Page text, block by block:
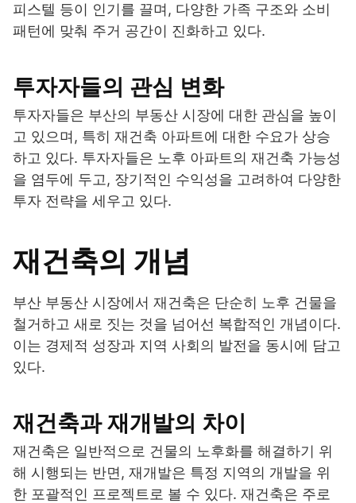
피스텔 등이 인기를 끌며, 다양한 가족 구조와 소비
패턴에 맞춰 주거 공간이 진화하고 있다.
투자자들의 관심 변화
투자자들은 부산의 부동산 시장에 대한 관심을 높이
고 있으며, 특히 재건축 아파트에 대한 수요가 상승
하고 있다. 투자자들은 노후 아파트의 재건축 가능성
을 염두에 두고, 장기적인 수익성을 고려하여 다양한
투자 전략을 세우고 있다.
재건축의 개념
부산 부동산 시장에서 재건축은 단순히 노후 건물을
철거하고 새로 짓는 것을 넘어선 복합적인 개념이다.
이는 경제적 성장과 지역 사회의 발전을 동시에 담고
있다.
재건축과 재개발의 차이
재건축은 일반적으로 건물의 노후화를 해결하기 위
해 시행되는 반면, 재개발은 특정 지역의 개발을 위
한 포괄적인 프로젝트로 볼 수 있다. 재건축은 주로